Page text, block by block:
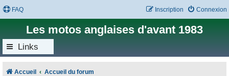
FAQ Connexion
Inscription
Les motos anglaises d'avant 1983
Links
Accueil Accueil du forum